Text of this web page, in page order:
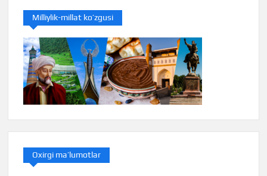
Milliylik-millat ko’zgusi
Oxirgi ma’lumotlar